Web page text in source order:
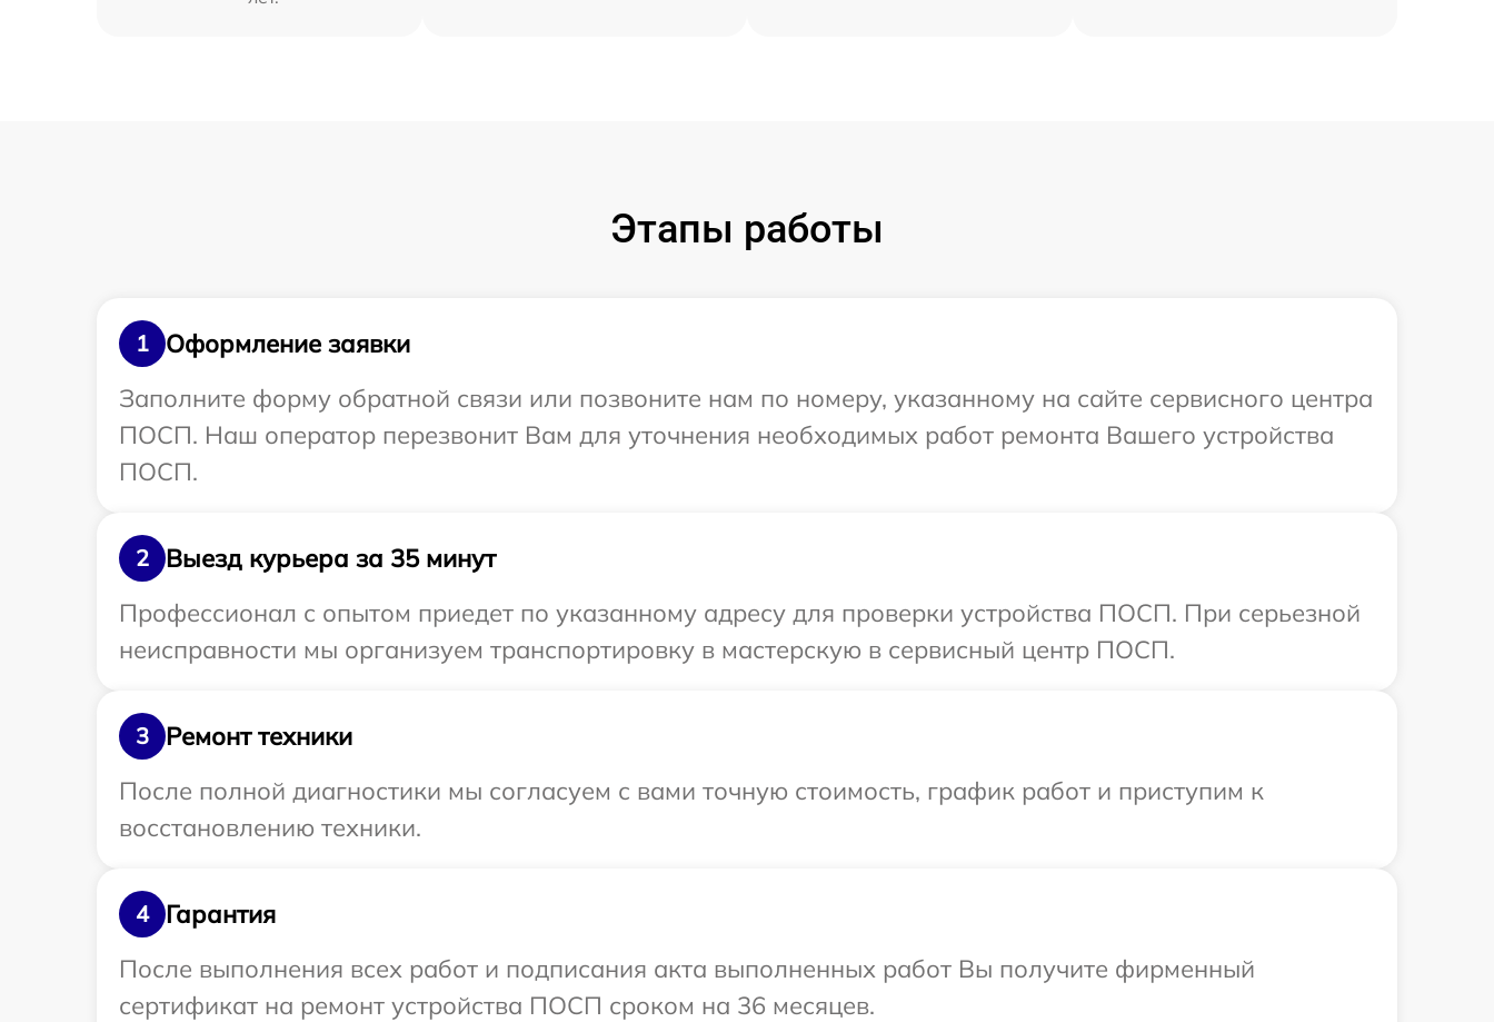
Этапы работы
1
Оформление заявки
Заполните форму обратной связи или позвоните нам по номеру, указанному на сайте сервисного центра
ПОСП. Наш оператор перезвонит Вам для уточнения необходимых работ ремонта Вашего устройства
ПОСП.
2
Выезд курьера за 35 минут
Профессионал с опытом приедет по указанному адресу для проверки устройства ПОСП. При серьезной
неисправности мы организуем транспортировку в мастерскую в сервисный центр ПОСП.
3
Ремонт техники
После полной диагностики мы согласуем с вами точную стоимость, график работ и приступим к
восстановлению техники.
4
Гарантия
После выполнения всех работ и подписания акта выполненных работ Вы получите фирменный
сертификат на ремонт устройства ПОСП сроком на 36 месяцев.